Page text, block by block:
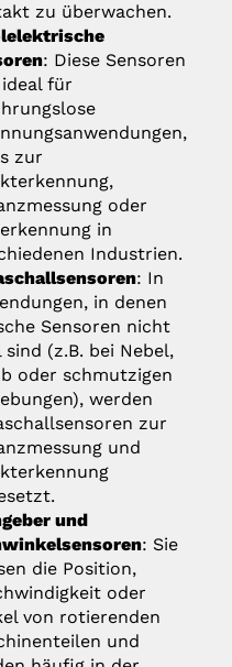
zu überwachen.
: Diese Sensoren
für
zur
oder
in
Industrien.
: In
in denen
Sensoren nicht
sind (z.B. bei Nebel,
oder schmutzigen
werden
zur
und
und
: Sie
die Position,
oder
von rotierenden
und